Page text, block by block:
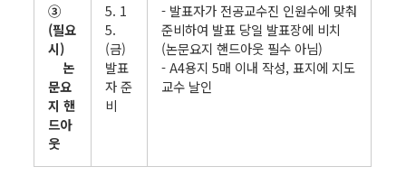
③
(필요
시)
논
문요
지 핸
드아
웃
5. 1
5.
(금)
발표
자 준
비
- 발표자가 전공교수진 인원수에 맞춰
준비하여 발표 당일 발표장에 비치
(논문요지 핸드아웃 필수 아님)
- A4용지 5매 이내 작성, 표지에 지도
교수 날인